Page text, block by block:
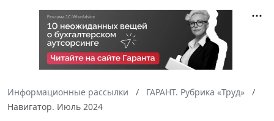
Информационные рассылки
ГАРАНТ. Рубрика «Труд»
Навигатор. Июль 2024